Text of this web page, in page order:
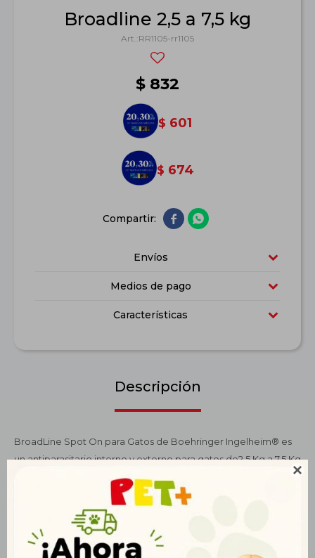

Broadline 2,5 a 7,5 kg
RR1105-rr1105
$ 832
$ 601
$ 674
 
Envíos
Medios de pago
Características
Descripción
BroadLine Spot On para Gatos de Boehringer Ingelheim® es
un antiparasitario interno y externo para gatos de2,5 Kg a 7,5 Kg
de peso. La solución de protección de amplio espectro
Broadline para gatos es el control de parásitos más completo
para gatos . Tecnología innovadora para la protección del
espectro más amplio. Una formulación única que ofrece
modos de acción sistémicos y tópicos para atacar a los